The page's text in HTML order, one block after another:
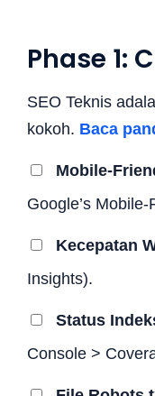
Phase 1:
SEO Teknis
kokoh. Baca
Mobile-
Google’s
Kecepatan
Insights).
Status
Console >